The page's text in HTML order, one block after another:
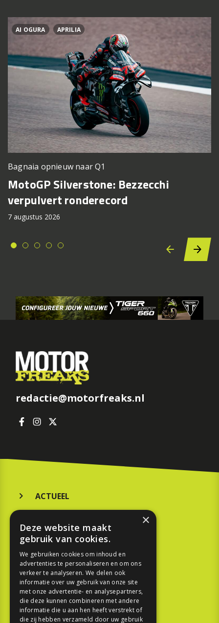
AI OGURA APRILIA
Bagnaia opnieuw naar Q1
MotoGP Silverstone: Bezzecchi
verpulvert ronderecord
7 augustus 2026
redactie@motorfreaks.nl
ACTUEEL
KOOPGIDS
TESTEN
SPORT
REPORTAGE
×
Deze website maakt
gebruik van cookies.
We gebruiken cookies om inhoud en
advertenties te personaliseren en om ons
verkeer te analyseren. We delen ook
informatie over uw gebruik van onze site
met onze advertentie- en analysepartners,
die deze kunnen combineren met andere
informatie die u aan hen heeft verstrekt of
die zij hebben verzameld door uw gebruik